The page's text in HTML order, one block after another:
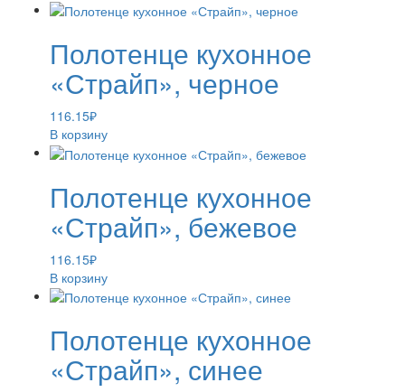
Полотенце кухонное
«Страйп», черное
116.15₽
В корзину
Полотенце кухонное
«Страйп», бежевое
116.15₽
В корзину
Полотенце кухонное
«Страйп», синее